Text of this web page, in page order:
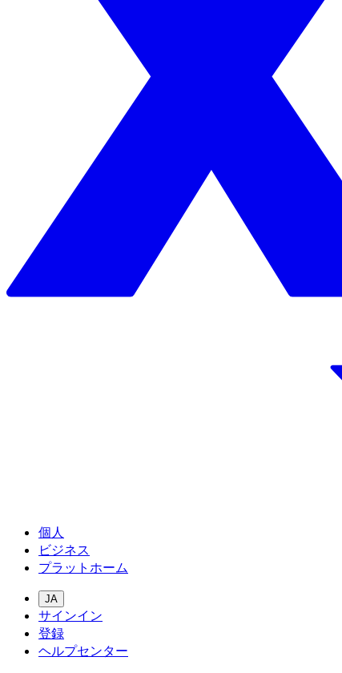
個人
ビジネス
プラットホーム
JA
サインイン
登録
ヘルプセンター